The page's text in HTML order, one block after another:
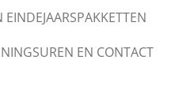
EINDEJAARSPAKKETTEN
EN CONTACT